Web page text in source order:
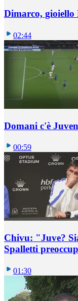
Dimarco, gioiello
02:44
Domani c'è
00:59
Chivu: "Juve?
Spalletti
01:30